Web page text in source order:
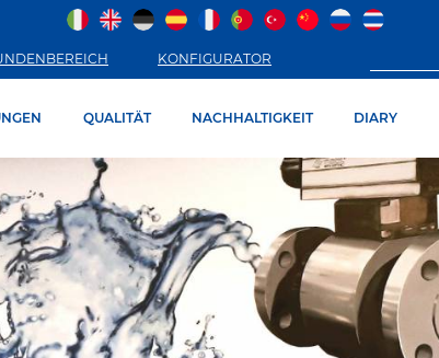
KONFIGURATOR
QUALITÄT NACHHALTIGKEIT DIARY